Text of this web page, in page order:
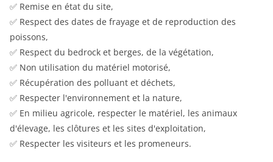
✅ Remise en état du site,
✅ Respect des dates de frayage et de reproduction des
poissons,
✅ Respect du bedrock et berges, de la végétation,
✅ Non utilisation du matériel motorisé,
✅ Récupération des polluant et déchets,
✅ Respecter l'environnement et la nature,
✅ En milieu agricole, respecter le matériel, les animaux
d'élevage, les clôtures et les sites d'exploitation,
✅ Respecter les visiteurs et les promeneurs.